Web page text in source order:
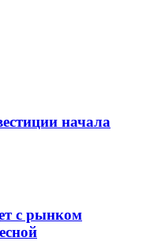
начала
с рынком